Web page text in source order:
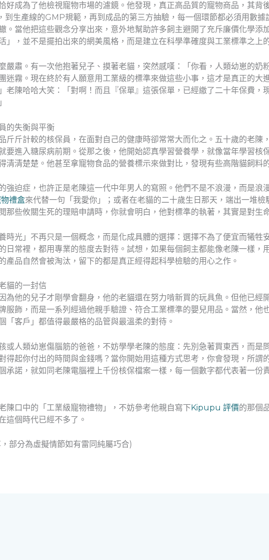
好成為了他檢視寵物市場的濾鏡。他發現，真正高品質的寵物商品，其背
到生產線的GMP規範，再到成品的第三方抽驗，每一個環節都必須用數
。當他把這些觀念分享出來，意外地幫助許多飼主避開了充斥廉價化學添
」，並不是擺拍出來的網美風格，而是建立在科學準確度與工業標準之上
嚴肅。有一次他抱著兒子、摸著老貓，突然感嘆：「你看，人類幼崽的奶
迷霧。現在終於有人願意用工業級的標準來做這些小事，這才是真正的大
老陳哈哈大笑：「對啊！而且『保單』這張保單，已經繳了二十年保費
的失衡與平衡
斤斤計較的核保員，在面對自己的健康時卻常常大而化之。五十歲的老陳
要進入糖尿病前期。從那之後，他開始認真學習營養學，就像當年學習核
清清楚楚。他甚至拿寵物食品的營養標示來做對比，發現有些高階貓飼料
強迫症，也許正是老陳這一代中年男人的寫照。他們不是不浪漫，而是
禮盒來代替一句「我愛你」；或者在老貓的二十歲生日那天，端出一堆
那些攸關生死的理賠申請時，你就會明白，他對標準的執著，其實是對生
時光」不再只是一個概念，而是化成具體的選擇：選擇不為了便宜而犧牲
日常裡，都用專業的態度去對待。試想，如果每個飼主都能像老陳一樣，
產品自然會被淘汰，留下的都是真正經得起科學檢驗的用心之作。
貓的一封信
為他的兒子才剛學會翻身，他的老貓還在努力啃新買的玩具魚。但他已
服飾，而是一系列經過他親手驗證、符合工業標準的嬰兒用品。當然，他
「客戶」都值得最嚴格的品管與最溫柔的對待。
或人類幼崽傷腦筋的爸爸，不妨學學老陳的態度：先別急著買東西，而
得起你付出的時間與金錢嗎？當你開始用這種方式思考，你會發現，所謂
承諾，就如同老陳電腦裡上千份核保檔案一樣，每一個數字都代表著一份
陳口中的「工業級寵物禮物」，不妨參考他親自寫下Kipupu 評價的那個
這個時代已經不多了。
部分為虛擬情節如有雷同純屬巧合)